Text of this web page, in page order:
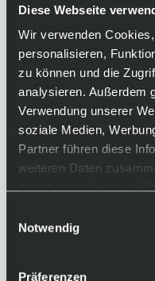
Diese Webseite
Wir verwenden
personalisieren,
zu können und die
analysieren. Außerdem
Verwendung unserer
soziale Medien,
Partner führen diese
weiteren Daten
Notwendig
Präferenzen
Giant Agos Brille
Auf Lager.